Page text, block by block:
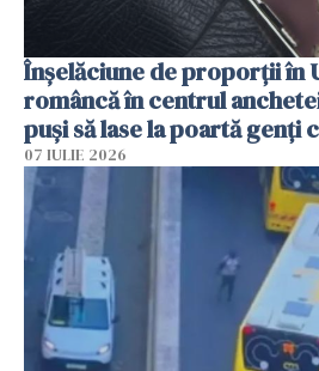
Înșelăciune de proporții în
româncă în centrul
puși să lase la poartă genți
07 IULIE 2026